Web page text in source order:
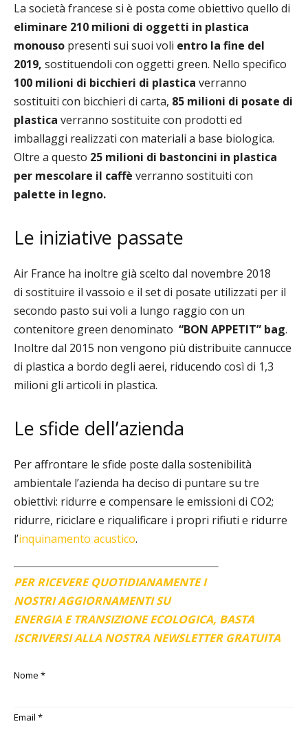
La società francese si è posta come obiettivo quello di
eliminare 210 milioni di oggetti in plastica
monouso presenti sui suoi voli entro la fine del
2019, sostituendoli con oggetti green. Nello specifico
100 milioni di bicchieri di plastica verranno
sostituiti con bicchieri di carta, 85 milioni di posate di
plastica verranno sostituite con prodotti ed
imballaggi realizzati con materiali a base biologica.
Oltre a questo 25 milioni di bastoncini in plastica
per mescolare il caffè verranno sostituiti con
palette in legno.
Le iniziative passate
Air France ha inoltre già scelto dal novembre 2018
di sostituire il vassoio e il set di posate utilizzati per il
secondo pasto sui voli a lungo raggio con un
contenitore green denominato “BON APPETIT” bag.
Inoltre dal 2015 non vengono più distribuite cannucce
di plastica a bordo degli aerei, riducendo così di 1,3
milioni gli articoli in plastica.
Le sfide dell’azienda
Per affrontare le sfide poste dalla sostenibilità
ambientale l’azienda ha deciso di puntare su tre
obiettivi: ridurre e compensare le emissioni di CO2;
ridurre, riciclare e riqualificare i propri rifiuti e ridurre
l’inquinamento acustico.
PER RICEVERE QUOTIDIANAMENTE I
NOSTRI AGGIORNAMENTI SU
ENERGIA E TRANSIZIONE ECOLOGICA, BASTA
ISCRIVERSI ALLA NOSTRA NEWSLETTER GRATUITA
Nome *
Email *